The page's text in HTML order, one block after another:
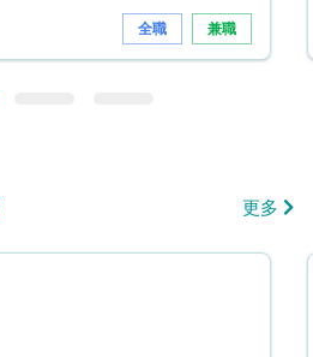
全職 兼職
更多